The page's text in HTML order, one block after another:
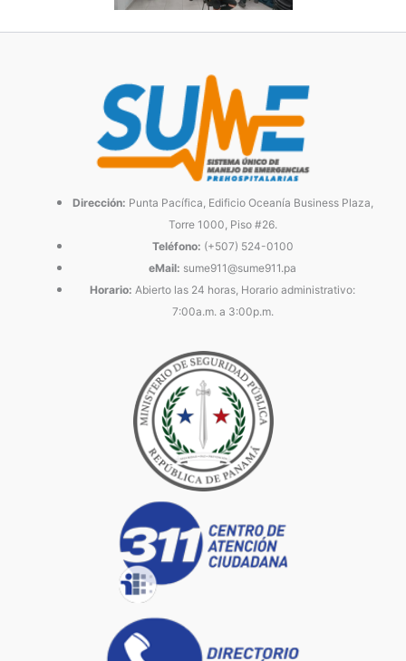
Dirección: Punta Pacífica, Edificio Oceanía Business Plaza,
Torre 1000, Piso #26.
Teléfono: (+507) 524-0100
eMail: sume911@sume911.pa
Horario: Abierto las 24 horas, Horario administrativo:
7:00a.m. a 3:00p.m.